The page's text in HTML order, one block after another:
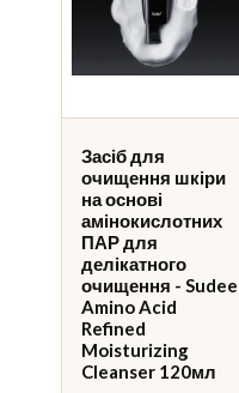
Засіб для
очищення шкіри
на основі
амінокислотних
ПАР для
делікатного
очищення - Sudee
Amino Acid
Refined
Moisturizing
Cleanser 120мл